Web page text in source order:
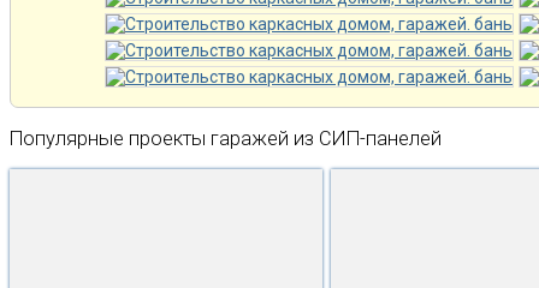
Популярные проекты гаражей из СИП-панелей